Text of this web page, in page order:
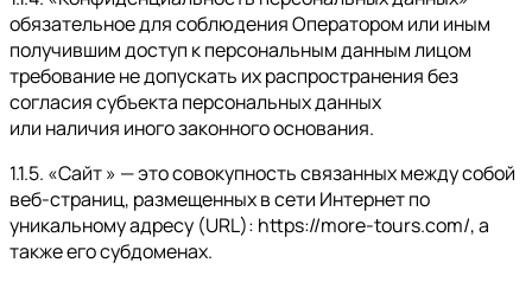
обязательное для соблюдения Оператором или иным
получившим доступ к персональным данным лицом
требование не допускать их распространения без
согласия субъекта персональных данных
или наличия иного законного основания.
1.1.5. «Сайт » — это совокупность связанных между собой
веб-страниц, размещенных в сети Интернет по
уникальному адресу (URL): https://more-tours.com/, а
также его субдоменах.